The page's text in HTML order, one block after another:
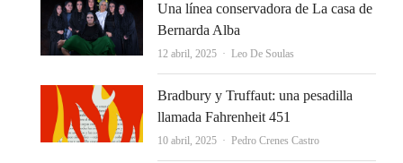
Una línea conservadora de La casa de
Bernarda Alba
12 abril, 2025 Autor
Leo De Soulas
Bradbury y Truffaut: una pesadilla
llamada Fahrenheit 451
10 abril, 2025 Autor
Pedro Crenes Castro